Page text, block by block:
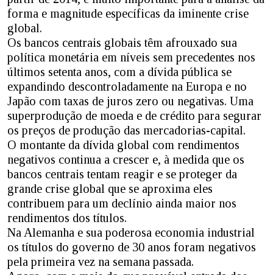
forma e magnitude específicas da iminente crise
global.
Os bancos centrais globais têm afrouxado sua
política monetária em níveis sem precedentes nos
últimos setenta anos, com a dívida pública se
expandindo descontroladamente na Europa e no
Japão com taxas de juros zero ou negativas. Uma
superprodução de moeda e de crédito para segurar
os preços de produção das mercadorias-capital.
O montante da dívida global com rendimentos
negativos continua a crescer e, à medida que os
bancos centrais tentam reagir e se proteger da
grande crise global que se aproxima eles
contribuem para um declínio ainda maior nos
rendimentos dos títulos.
Na Alemanha e sua poderosa economia industrial
os títulos do governo de 30 anos foram negativos
pela primeira vez na semana passada.